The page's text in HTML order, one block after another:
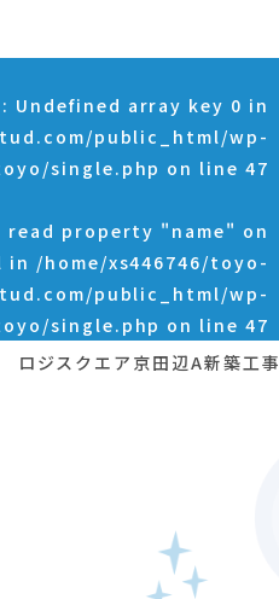
: Undefined array key 0 in
public_html/wp-
single.php on line47
property "name" on
in /home/xs446746/toyo-
public_html/wp-
single.php on line47
ロジスクエア京田辺A新築工事